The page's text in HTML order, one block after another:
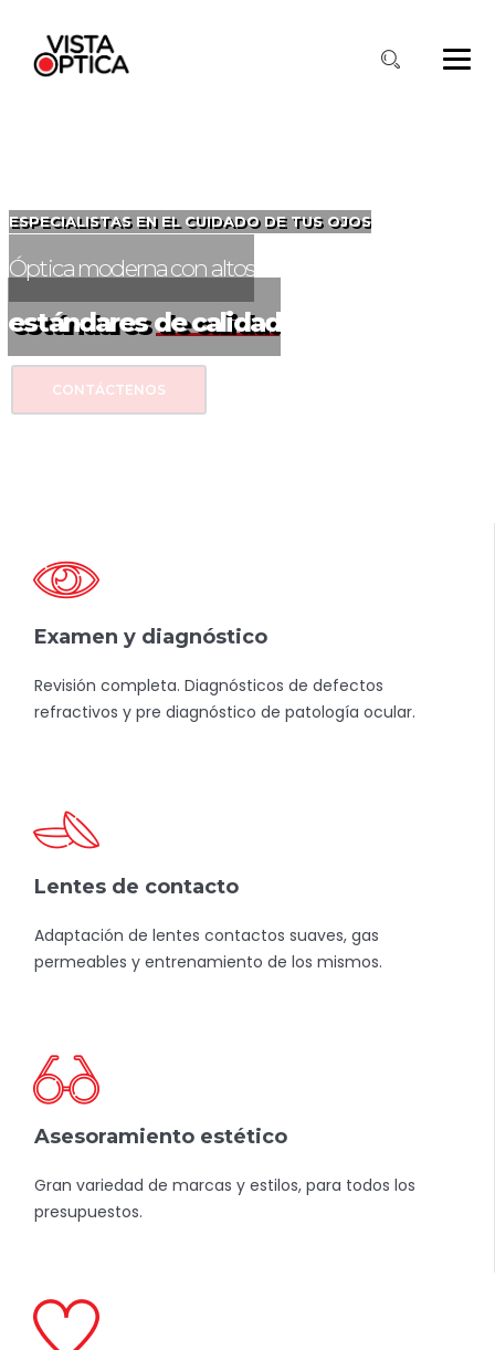
ESPECIALISTAS EN EL CUIDADO DE TUS OJOS
Óptica moderna con altos
estándares de calidad
CONTÁCTENOS
Examen y diagnóstico
Revisión completa. Diagnósticos de defectos
refractivos y pre diagnóstico de patología ocular.
Lentes de contacto
Adaptación de lentes contactos suaves, gas
permeables y entrenamiento de los mismos.
Asesoramiento estético
Gran variedad de marcas y estilos, para todos los
presupuestos.